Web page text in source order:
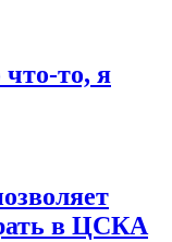
то, я
в ЦСКА